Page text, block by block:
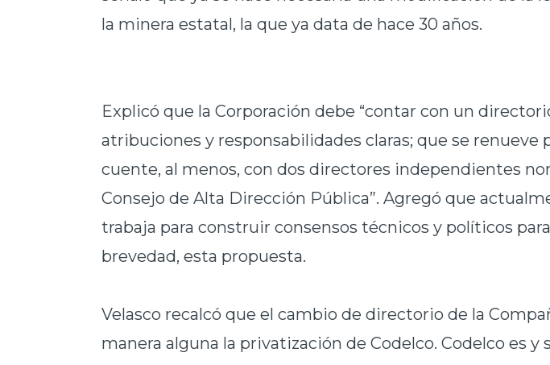
la minera estatal, la que ya data de hace 30 años.
Explicó que la Corporación debe “contar con un
atribuciones y responsabilidades claras; que se renueve
cuente, al menos, con dos directores independientes
Consejo de Alta Dirección Pública”. Agregó que
trabaja para construir consensos técnicos y políticos
brevedad, esta propuesta.
Velasco recalcó que el cambio de directorio de la
manera alguna la privatización de Codelco. Codelco es y